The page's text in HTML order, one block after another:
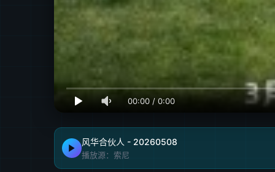
00:00 / 0:00
风华合伙人 - 20260508
播放源：索尼